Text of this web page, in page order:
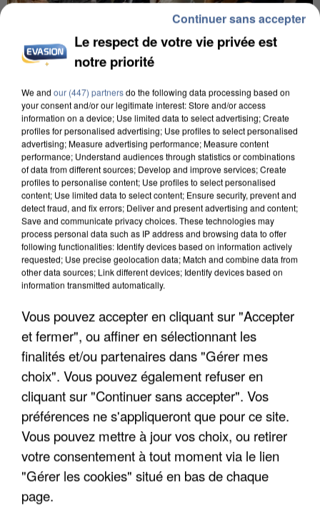
INCENDIES : L’ÎLE-DE-FRANCE LANCE UN ÉLAN
DE SOLIDARITÉ AVEC LES...
APRÈS TOUTES CES CANICULES, LES REFUGES
DE FAUNE SAUVAGE SONT...
Le respect de votre vie privée est
notre priorité
We and our (447) partnersdo the following data processing based on
your consent and/or our legitimate interest: Store and/or access
information on a device; Use limited data to select advertising; Create
profiles for personalised advertising; Use profiles to select personalised
advertising; Measure advertising performance; Measure content
performance; Understand audiences through statistics or combinations
of data from different sources; Develop and improve services; Create
profiles to personalise content; Use profiles to select personalised
content; Use limited data to select content; Ensure security, prevent and
detect fraud, and fix errors; Deliver and present advertising and content;
Save and communicate privacy choices. These technologies may
process personal data such as IP address and browsing data to offer
following functionalities: Identify devices based on information actively
requested; Use precise geolocation data; Match and combine data from
other data sources; Link different devices; Identify devices based on
information transmitted automatically.
Vous pouvez accepter en cliquant sur "Accepter
et fermer", ou affiner en sélectionnant les
finalités et/ou partenaires dans "Gérer mes
choix". Vous pouvez également refuser en
cliquant sur "Continuer sans accepter". Vos
préférences ne s'appliqueront que pour ce site.
Vous pouvez mettre à jour vos choix, ou retirer
votre consentement à tout moment via le lien
"Gérer les cookies" situé en bas de chaque
page.
Continuer sans accepter